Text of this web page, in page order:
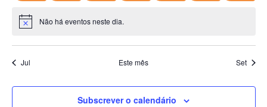
Aviso Não há eventos neste dia.
Jul Este mês Set
Subscrever o calendário